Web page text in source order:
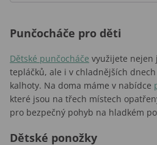
Punčocháče pro děti
Dětské punčocháče využijete nejen
tepláčků, ale i v chladnějších
kalhoty. Na doma máme v nabídce
které jsou na třech místech
pro bezpečný pohyb na hladkém
Dětské ponožky